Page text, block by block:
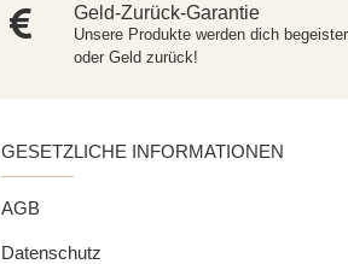
Geld-Zurück-Garantie
Unsere Produkte werden dich
oder Geld zurück!
GESETZLICHE INFORMATIONEN
AGB
Datenschutz